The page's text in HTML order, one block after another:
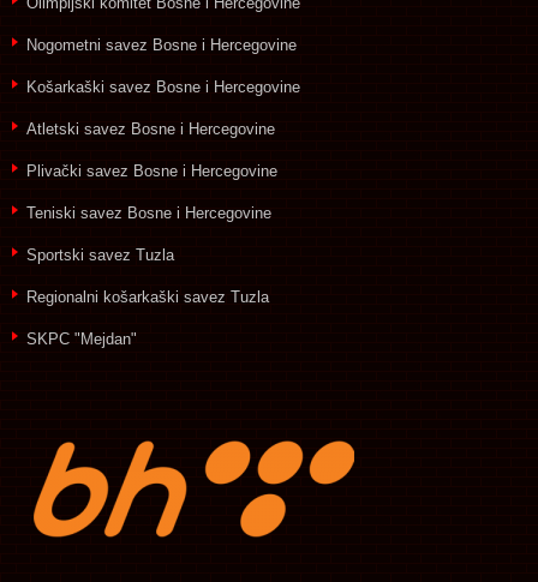
Nogometni savez Bosne i Hercegovine
Košarkaški savez Bosne i Hercegovine
Atletski savez Bosne i Hercegovine
Plivački savez Bosne i Hercegovine
Teniski savez Bosne i Hercegovine
Sportski savez Tuzla
Regionalni košarkaški savez Tuzla
SKPC "Mejdan"